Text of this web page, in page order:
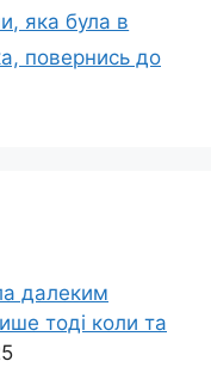
яка була в
повернись до
далеким
тоді коли та